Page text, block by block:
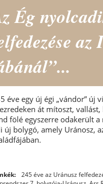
Ég
éve egy új égi „vándor” új
át mítoszt,
fölé egyszerre odakerült
új bolygó, amely Uránosz,
245 éve az Uránusz